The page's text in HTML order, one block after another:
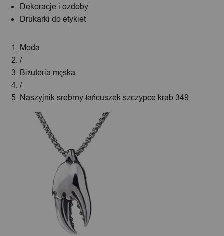
Dekoracje i ozdoby
Drukarki do etykiet
Moda
/
Biżuteria męska
/
Naszyjnik srebrny łańcuszek szczypce krab 349